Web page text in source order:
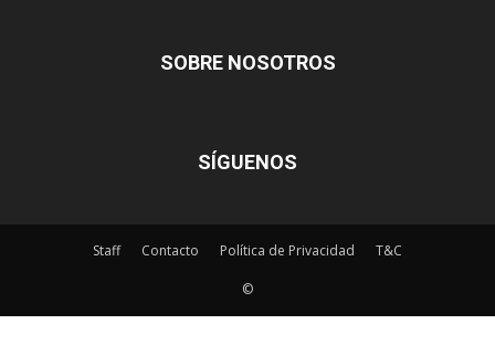
SOBRE NOSOTROS
SÍGUENOS
Staff Contacto Política de Privacidad T&C
©